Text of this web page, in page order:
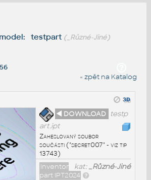
testpart (_Různé-Jiné)
« zpět na Katalog
◄ DOWNLOAD
testp
art.ipt
Zaheslovaný soubor
součásti ("secret007" - viz tip
13743)
kat:_Různé-Jiné
Inventor
part IPT2024